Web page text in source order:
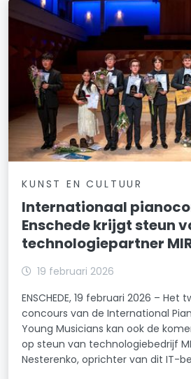
KUNST EN CULTUUR
Internationaal
Enschede krijgt steun
technologiepartner
19 februari 2026
ENSCHEDE, 19 februari 2026 – Het
concours van de International
Young Musicians kan ook de
op steun van technologiebedrijf
Nesterenko, oprichter van dit IT-